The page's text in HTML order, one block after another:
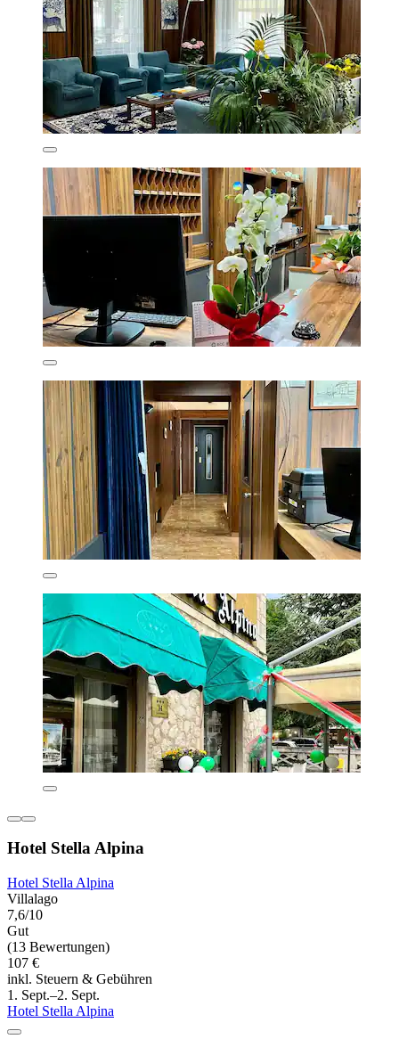
Hotel Stella Alpina
Hotel Stella Alpina
Villalago
7,6/10
Gut
(13 Bewertungen)
107 €
inkl. Steuern & Gebühren
1. Sept.–2. Sept.
Hotel Stella Alpina